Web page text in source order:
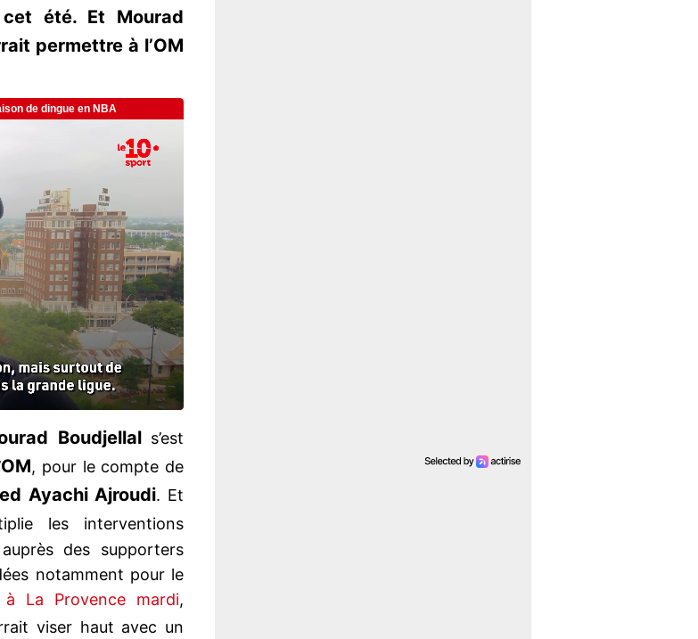
cet été. Et Mourad
permettre à l’OM
Boudjellal s’est
OM, pour le compte de
Ayachi Ajroudi. Et
les interventions
des supporters
notamment pour le
La Provence mardi,
viser haut avec un